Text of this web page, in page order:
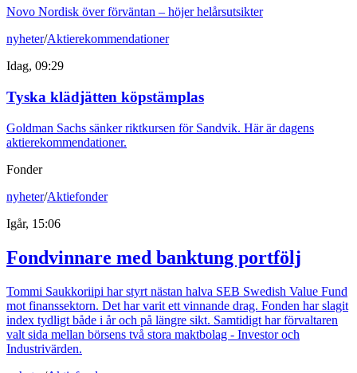
Novo Nordisk över förväntan – höjer helårsutsikter
nyheter/Aktierekommendationer
Idag, 09:29
Tyska klädjätten köpstämplas
Goldman Sachs sänker riktkursen för Sandvik. Här är dagens
aktierekommendationer.
Fonder
nyheter/Aktiefonder
Igår, 15:06
Fondvinnare med banktung portfölj
Tommi Saukkoriipi har styrt nästan halva SEB Swedish Value Fund
mot finanssektorn. Det har varit ett vinnande drag. Fonden har slagit
index tydligt både i år och på längre sikt. Samtidigt har förvaltaren
valt sida mellan börsens två stora maktbolag - Investor och
Industrivärden.